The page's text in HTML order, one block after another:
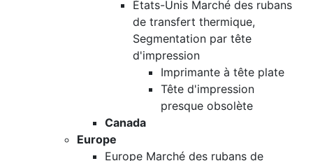
États-Unis Marché des rubans
de transfert thermique,
Segmentation par tête
d'impression
Imprimante à tête plate
Tête d'impression
presque obsolète
Canada
Europe
Europe Marché des rubans de